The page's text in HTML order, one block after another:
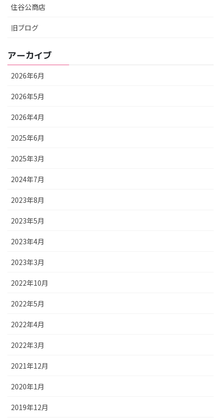
住谷公商店
旧ブログ
アーカイブ
2026年6月
2026年5月
2026年4月
2025年6月
2025年3月
2024年7月
2023年8月
2023年5月
2023年4月
2023年3月
2022年10月
2022年5月
2022年4月
2022年3月
2021年12月
2020年1月
2019年12月